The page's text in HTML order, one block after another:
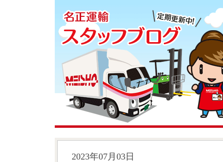
2023年07月03日